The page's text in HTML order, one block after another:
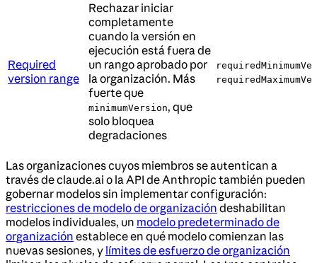
Required
version range
Rechazar iniciar
completamente
cuando la versión en
ejecución está fuera de
un rango aprobado por
la organización. Más
fuerte que
minimumVersion, que
solo bloquea
degradaciones
Las organizaciones cuyos miembros se autentican a
través de claude.ai o la API de Anthropic también pueden
gobernar modelos sin implementar configuración:
restricciones de modelo de organización deshabilitan
modelos individuales, un modelo predeterminado de
organización establece en qué modelo comienzan las
nuevas sesiones, y límites de esfuerzo de organización